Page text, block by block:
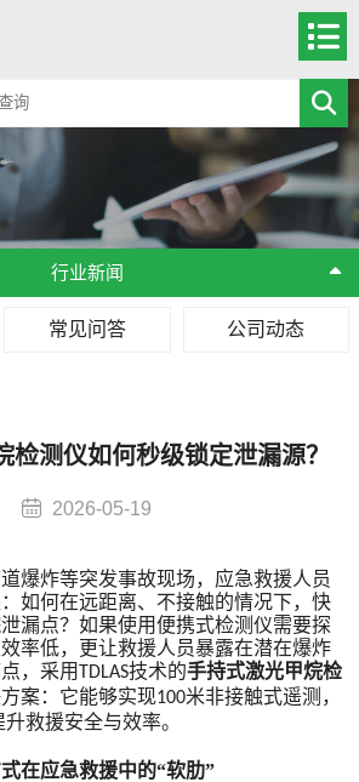
行业新闻
常见问答 公司动态
检测仪如何秒级锁定泄漏源？
2026-05-19
爆炸等突发事故现场，应急救援人员
如何在远距离、不接触的情况下，快
漏点？ 如果使用便携式检测仪需要探
率低，更让救援人员暴露在潜在爆炸
，采用 TDLAS技术的手持式激光甲烷检
案：它能够实现100米非接触式遥测，
救援安全与效率。
在应急救援中的“软肋”